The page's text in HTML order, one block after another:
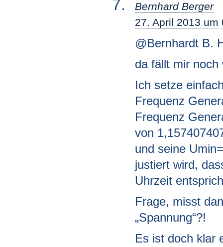
Bernhard Berger
27. April 2013 um
@Bernhardt B.
da fällt mir noch
Ich setze
Frequenz
Frequenz
von
und seine
justiert wird,
Uhrzeit
Frage, misst
„Spannung“?!
Es ist doch klar